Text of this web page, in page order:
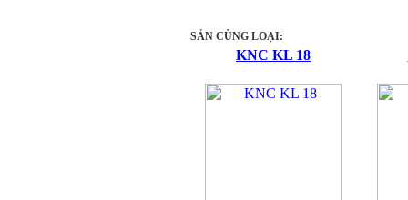
SẢN CÙNG LOẠI:
KNC KL 18